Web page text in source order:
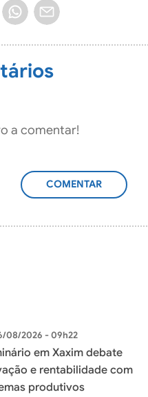
a comentar!
ADICIONAR
08/2026 - 09h22
em Xaxim debate
e rentabilidade com
produtivos